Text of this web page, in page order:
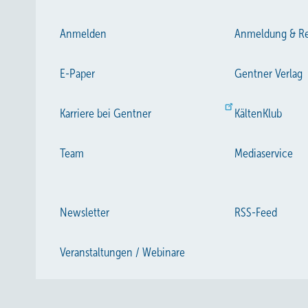
Anmelden Anmeldung &
E-Paper Gentner Verlag
Karriere bei Gentner KältenKlub
Team Mediaservice
Newsletter RSS-Feed
Veranstaltungen / Webinare